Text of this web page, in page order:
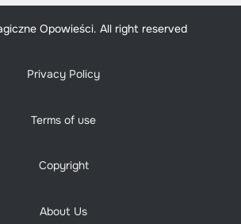
Opowieści. All right reserved
Privacy Policy
Terms of use
Copyright
About Us